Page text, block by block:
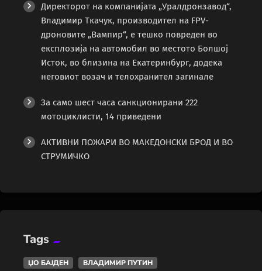
Директорот на компанијата „Уралдронзавод“,
Владимир Ткачук, производител на FPV-
дроновите „Вампир“, е тешко повреден во
експлозија на автомобил во местото Болшој
Исток, во близина на Екатеринбург, додека
неговиот возач и телохранител загинале
За само шест часа санкционирани 222
мотоциклисти, 14 приведени
АКТИВНИ ПОЖАРИ ВО МАКЕДОНСКИ БРОД И ВО
СТРУМИЧКО
Tags
ЏО БАЈДЕН
ВЛАДИМИР ПУТИН